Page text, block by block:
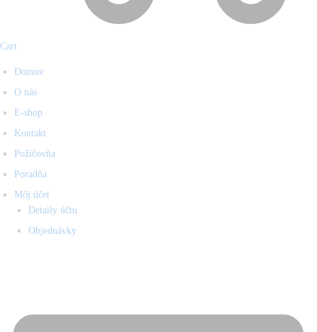
Cart
Domov
O nás
E-shop
Kontakt
Požičovňa
Poradňa
Môj účet
Detaily účtu
Objednávky